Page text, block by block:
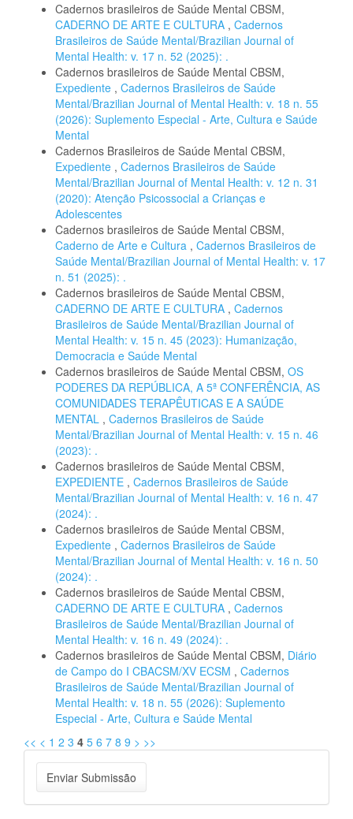
Cadernos brasileiros de Saúde Mental CBSM,
CADERNO DE ARTE E CULTURA , Cadernos
Brasileiros de Saúde Mental/Brazilian Journal of
Mental Health: v. 17 n. 52 (2025): .
Cadernos brasileiros de Saúde Mental CBSM,
Expediente , Cadernos Brasileiros de Saúde
Mental/Brazilian Journal of Mental Health: v. 18 n. 55
(2026): Suplemento Especial - Arte, Cultura e Saúde
Mental
Cadernos Brasileiros de Saúde Mental CBSM,
Expediente , Cadernos Brasileiros de Saúde
Mental/Brazilian Journal of Mental Health: v. 12 n. 31
(2020): Atenção Psicossocial a Crianças e
Adolescentes
Cadernos brasileiros de Saúde Mental CBSM,
Caderno de Arte e Cultura , Cadernos Brasileiros de
Saúde Mental/Brazilian Journal of Mental Health: v. 17
n. 51 (2025): .
Cadernos brasileiros de Saúde Mental CBSM,
CADERNO DE ARTE E CULTURA , Cadernos
Brasileiros de Saúde Mental/Brazilian Journal of
Mental Health: v. 15 n. 45 (2023): Humanização,
Democracia e Saúde Mental
Cadernos brasileiros de Saúde Mental CBSM, OS
PODERES DA REPÚBLICA, A 5ª CONFERÊNCIA, AS
COMUNIDADES TERAPÊUTICAS E A SAÚDE
MENTAL , Cadernos Brasileiros de Saúde
Mental/Brazilian Journal of Mental Health: v. 15 n. 46
(2023): .
Cadernos brasileiros de Saúde Mental CBSM,
EXPEDIENTE , Cadernos Brasileiros de Saúde
Mental/Brazilian Journal of Mental Health: v. 16 n. 47
(2024): .
Cadernos brasileiros de Saúde Mental CBSM,
Expediente , Cadernos Brasileiros de Saúde
Mental/Brazilian Journal of Mental Health: v. 16 n. 50
(2024): .
Cadernos brasileiros de Saúde Mental CBSM,
CADERNO DE ARTE E CULTURA , Cadernos
Brasileiros de Saúde Mental/Brazilian Journal of
Mental Health: v. 16 n. 49 (2024): .
Cadernos brasileiros de Saúde Mental CBSM, Diário
de Campo do I CBACSM/XV ECSM , Cadernos
Brasileiros de Saúde Mental/Brazilian Journal of
Mental Health: v. 18 n. 55 (2026): Suplemento
Especial - Arte, Cultura e Saúde Mental
<< < 1 2 3 4 5 6 7 8 9 > >>
Enviar
Submissão
Enviar Submissão